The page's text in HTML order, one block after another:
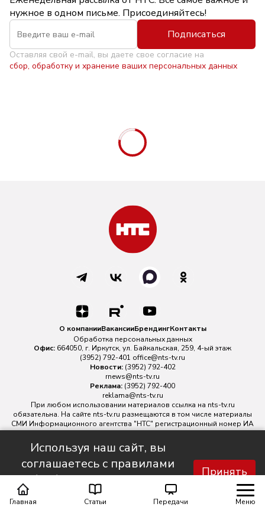
Главная Статьи Передачи Меню
нужное в одном письме. Присоединяйтесь!
Подписаться
Оставляя свой e-mail, вы даете свое согласие на
сбор, обработку и хранение ваших персональных данных
Используя наш сайт, вы
соглашаетесь с правилами
обработки персональных
данных.
Принять
О компанииВакансииБрендингКонтакты
Обработка персональных данных
Офис: 664050, г. Иркутск, ул. Байкальская, 259, 4-ый этаж
(3952) 792-401 office@nts-tv.ru
Новости: (3952) 792-402
rnews@nts-tv.ru
Реклама: (3952) 792-400
reklama@nts-tv.ru
При любом использовании материалов ссылка на nts-tv.ru
обязательна. На сайте nts-tv.ru размещаются в том числе материалы
СМИ Информационного агентства "НТС" регистрационный номер ИА
№ ФС 77 - 88763 зарегистрировано Федеральной службой по
надзору в сфере связи, информационных технологий и массовых
коммуникаций.
Главный редактор ИА "НТС" Иштулкин Евгений Александрович16+